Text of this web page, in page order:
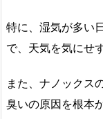
特に、湿気が多い
で、天気を気にせ
また、ナノックス
臭いの原因を根本